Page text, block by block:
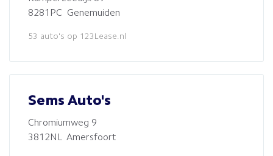
8281PC Genemuiden
53 auto's op 123Lease.nl
Sems Auto's
Chromiumweg 9
3812NL Amersfoort